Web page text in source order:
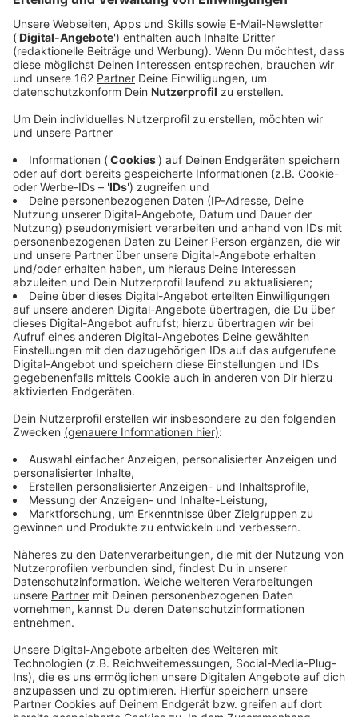
Anzeige
Heute soll „Schermbeck karibisch" den Rathausplatz in
ein karibisches Urlaubsparadies verwandeln. Sechs
Tonnen Sand liegen dort – dazu Riesenpalmen,
Cocktailbar und karibische Speisen. Livemusik sorgt
für Stimmung am Strand. Wer Sport mag, kann beim
Beachvolleyballturnier mitmachen. Für die Kinder gibt
es eine Schatzsuche. Erwachsene können sich bei
Rumproben durch die Karibik kosten.Das Programm
läuft das ganze Wochenende durch. Veranstaltet wird
das Event von der Wirtschaftsgemeinschaft
Schermbeck – bereits zum wiederholten Mal.
Anzeige
Schermbeck wird zur offenen Kunstgalerie
Parallel dazu lädt das „Bankgeflüster" am Samstag und
Sonntag auf die Mittelstraße ein. Erstmals gibt es in
diesem Jahr eine Kunstmeile – Künstlerinnen und
Künstler zeigen ihre Werke in Schaufenstern,
Geschäften und auf der Straße. Auch die Awo-
Begegnungsstätte an der Freudenberger Straße ist
dabei. Luna Stender zeigt ihre bunten Arbeiten in der
Geschenkboutique Stender. In „EDEL und METALL"
stellt Waltraud Kleinsteinberg aus – sie ist Mitglied
der Galerie So66 in Münster. Nico Heggering
präsentiert großformatige Werke in der Volksbank. Die
Galerie Roy aus Zülpich ist im Möbelgeschäft Berger
zu sehen. Die Geschäfte sind am Samstag von 11 bis
18 Uhr geöffnet – am Sonntag ist von 13 bis 18 Uhr